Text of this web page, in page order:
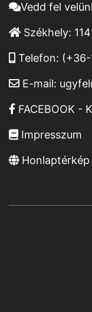
Vedd fel
Székhely:
Telefon:
E-mail:
FACEBOOK -
Impresszum
Honlaptérkép